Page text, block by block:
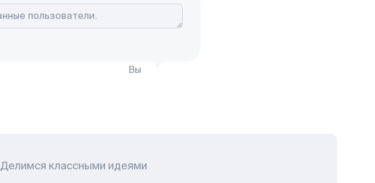
Вы
Делимся классными идеями